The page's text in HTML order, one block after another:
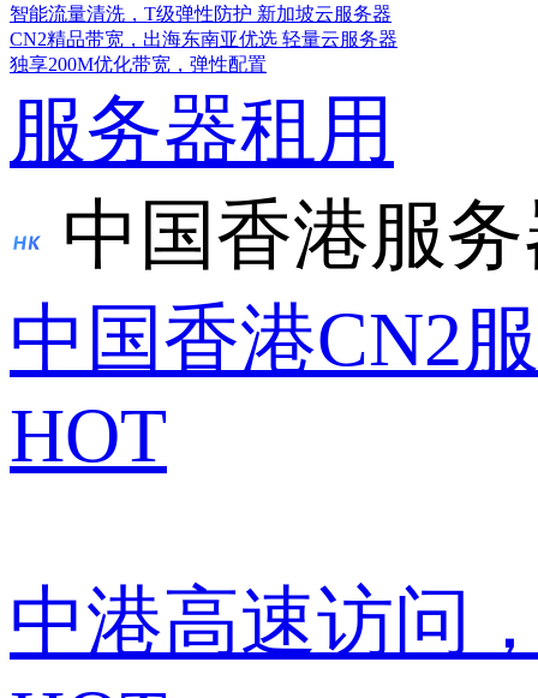
智能流量清洗，T级弹性防护 新加坡云服务器
CN2精品带宽，出海东南亚优选 轻量云服务器
独享200M优化带宽，弹性配置
服务器租用
中国香港服
中国香港CN2
HOT
中港高速访问